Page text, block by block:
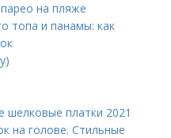
на пляже
топа и панамы: как
шелковые платки 2021
на голове. Стильные